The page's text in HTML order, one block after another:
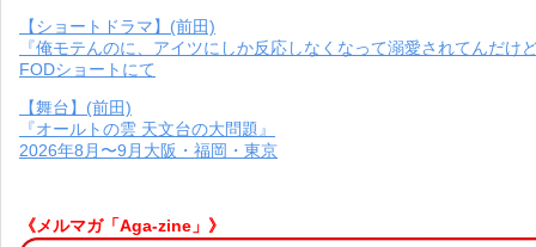
【ショートドラマ】(前田)
『俺モテんのに、アイツにしか反応しなくなって溺愛されてんだけ
FODショートにて
【舞台】(前田)
『オールトの雲 天文台の大問題』
2026年8月〜9月大阪・福岡・東京
《メルマガ「Aga-zine」》